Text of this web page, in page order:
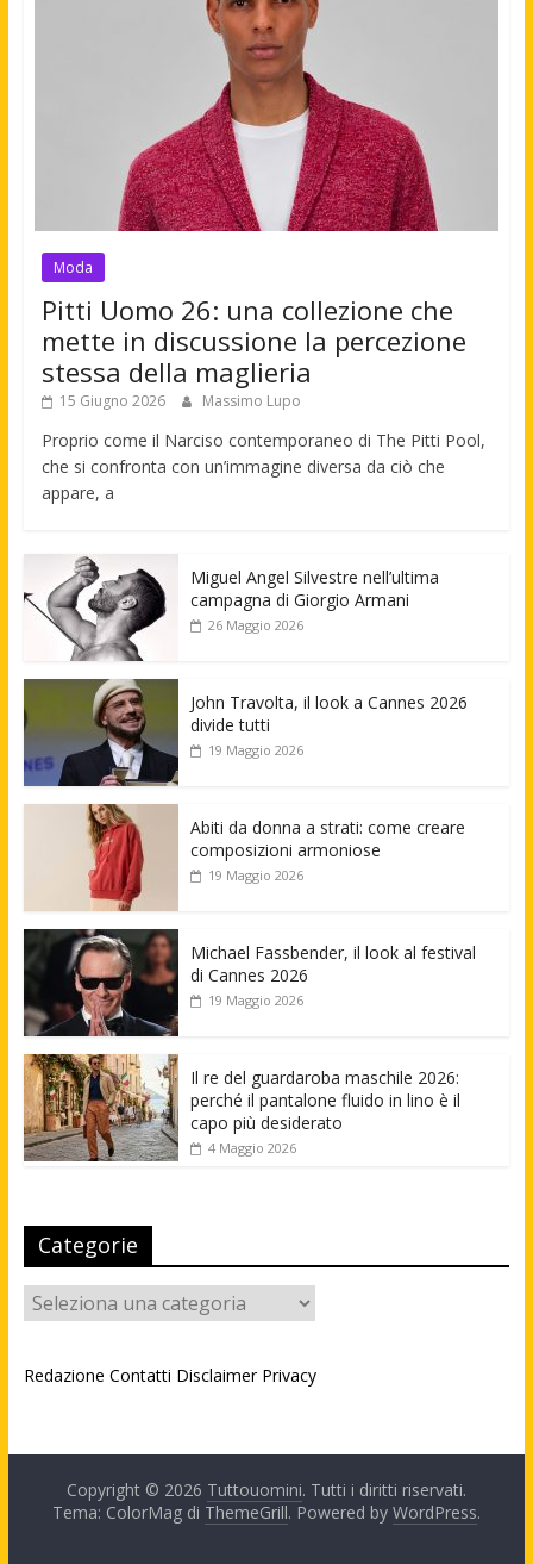
Moda
Pitti Uomo 26: una collezione che
mette in discussione la percezione
stessa della maglieria
15 Giugno 2026 Massimo Lupo
Proprio come il Narciso contemporaneo di The Pitti Pool,
che si confronta con un’immagine diversa da ciò che
appare, a
Miguel Angel Silvestre nell’ultima
campagna di Giorgio Armani
26 Maggio 2026
John Travolta, il look a Cannes 2026
divide tutti
19 Maggio 2026
Abiti da donna a strati: come creare
composizioni armoniose
19 Maggio 2026
Michael Fassbender, il look al festival
di Cannes 2026
19 Maggio 2026
Il re del guardaroba maschile 2026:
perché il pantalone fluido in lino è il
capo più desiderato
4 Maggio 2026
Categorie
Categorie
Redazione Contatti Disclaimer Privacy
Copyright © 2026 Tuttouomini. Tutti i diritti riservati.
Tema: ColorMag di ThemeGrill. Powered by WordPress.